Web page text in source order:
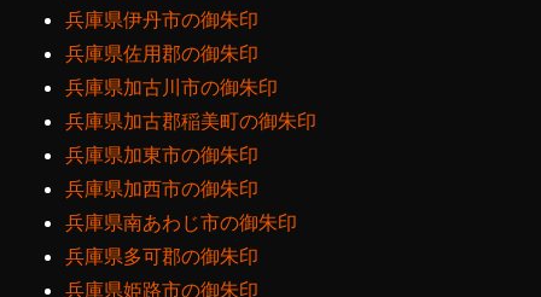
兵庫県伊丹市の御朱印
兵庫県佐用郡の御朱印
兵庫県加古川市の御朱印
兵庫県加古郡稲美町の御朱印
兵庫県加東市の御朱印
兵庫県加西市の御朱印
兵庫県南あわじ市の御朱印
兵庫県多可郡の御朱印
兵庫県姫路市の御朱印